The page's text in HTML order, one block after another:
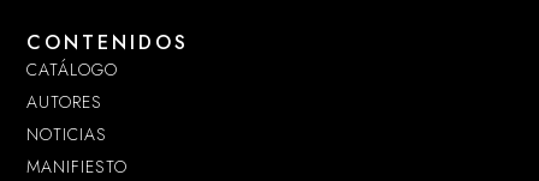
CONTENIDOS
CATÁLOGO
AUTORES
NOTICIAS
MANIFIESTO